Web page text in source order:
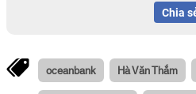
Chia
oceanbank Hà Văn Thắm